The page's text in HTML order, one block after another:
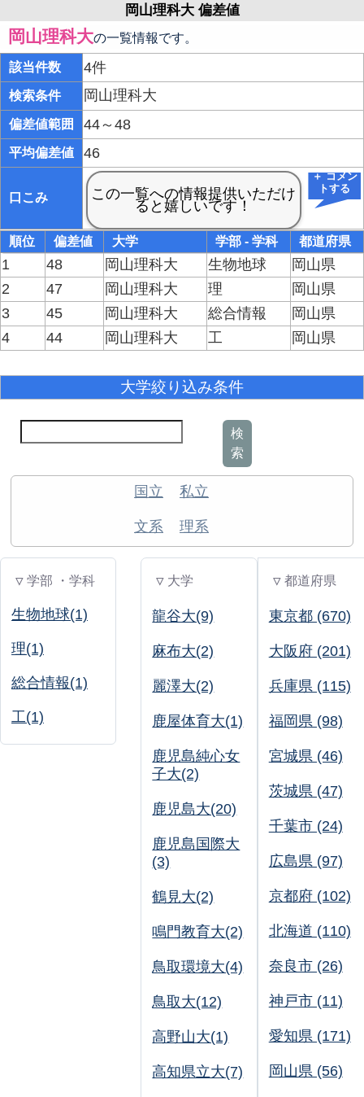
岡山理科大 偏差値
岡山理科大の一覧情報です。
該当件数 4件
検索条件 岡山理科大
偏差値範囲 44～48
平均偏差値 46
口こみ
＋ コメン
トする
順位 偏差値 大学 学部 - 学科 都道府県
1 48 岡山理科大 生物地球
岡山県
2
47 岡山理科大 理
岡山県
3
45 岡山理科大 総合情報
岡山県
4
44 岡山理科大 工 岡山県
大学絞り込み条件
検
索
国立 私立
文系 理系
▽ 学部 ・学科
生物地球(1)
理(1)
総合情報(1)
工(1)
▽ 大学
龍谷大(9)
麻布大(2)
麗澤大(2)
鹿屋体育大(1)
鹿児島純心女
子大(2)
鹿児島大(20)
鹿児島国際大
(3)
鶴見大(2)
鳴門教育大(2)
鳥取環境大(4)
鳥取大(12)
高野山大(1)
高知県立大(7)
▽ 都道府県
東京都 (670)
大阪府 (201)
兵庫県 (115)
福岡県 (98)
宮城県 (46)
茨城県 (47)
千葉市 (24)
広島県 (97)
京都府 (102)
北海道 (110)
奈良市 (26)
神戸市 (11)
愛知県 (171)
岡山県 (56)